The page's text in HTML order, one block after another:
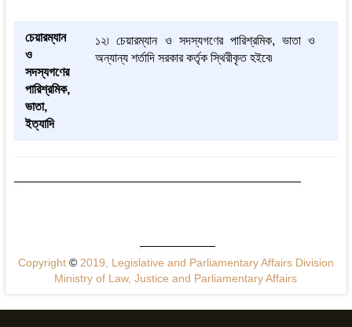
চেয়ারম্যান
ও
সদস্যগণের
পারিশ্রমিক,
ভাতা,
ইত্যাদি
১২৷ চেয়ারম্যান ও সদস্যগণের পারিশ্রমিক, ভাতা ও
অন্যান্য শর্তাদি সরকার কর্তৃক স্থিরীকৃত হইবে৷
Copyright ©2019, Legislative and Parliamentary Affairs Division
Ministry of Law, Justice and Parliamentary Affairs